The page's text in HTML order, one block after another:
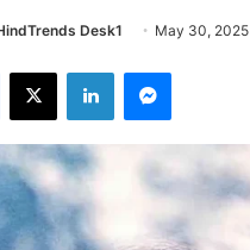
Desk1 May 30, 2025
Facebook
X LinkedInMessenger